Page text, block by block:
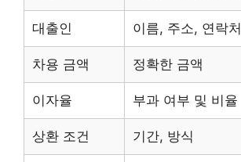
대출인 이름, 주소, 연락처
차용 금액 정확한 금액
이자율 부과 여부 및 비율
상환 조건 기간, 방식